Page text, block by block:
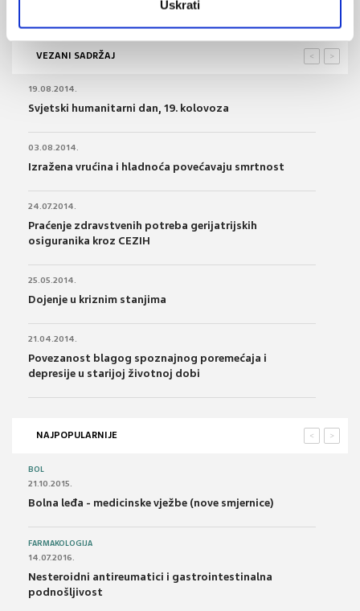
Uskrati
VEZANI SADRŽAJ >
<
19.08.2014.
Svjetski humanitarni dan, 19. kolovoza
03.08.2014.
Izražena vrućina i hladnoća povećavaju smrtnost
24.07.2014.
Praćenje zdravstvenih potreba gerijatrijskih
osiguranika kroz CEZIH
25.05.2014.
Dojenje u kriznim stanjima
21.04.2014.
Povezanost blagog spoznajnog poremećaja i
depresije u starijoj životnoj dobi
NAJPOPULARNIJE >
<
BOL
21.10.2015.
Bolna leđa - medicinske vježbe (nove smjernice)
FARMAKOLOGIJA
14.07.2016.
Nesteroidni antireumatici i gastrointestinalna
podnošljivost